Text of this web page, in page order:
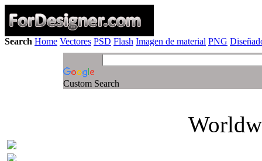
Search Home Vectores PSD Flash Imagen de material PNG
Custom Search